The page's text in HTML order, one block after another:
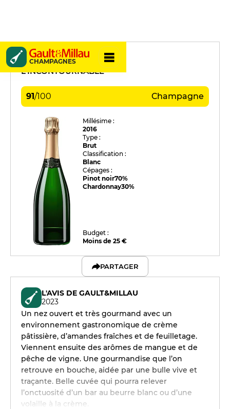
CHAMPAGNES
Richard Cheurlin
L'INCONTOURNABLE
91/100 Champagne
Millésime :
2016
Type :
Brut
Classification :
Blanc
Cépages :
Pinot noir70%
Chardonnay30%
Budget :
Moins de 25 €
PARTAGER
L'AVIS DE GAULT&MILLAU
2023
Un nez ouvert et très gourmand avec un
environnement gastronomique de crème
pâtissière, d’amandes fraîches et de feuilletage.
Viennent ensuite des arômes de mangue et de
pêche de vigne. Une gourmandise que l’on
retrouve en bouche, aidée par une bulle vive et
traçante. Belle cuvée qui pourra relever
l’onctuosité d’un bar au beurre blanc ou d’une
volaille à la crème.